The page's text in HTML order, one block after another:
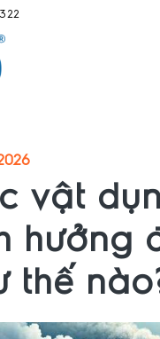
vật
hưởng
thế